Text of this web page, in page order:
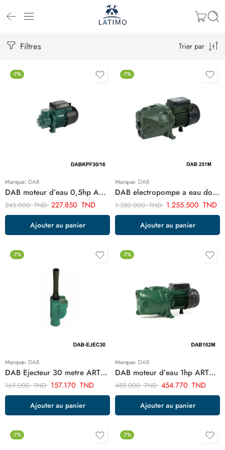
Filtres Trier par
-7%
Marque: DAB
DAB moteur d’eau 0,5hp ARTSA05CV
245.000TND 227.850 TND
Ajouter au panier
-7%
Marque: DAB
DAB electropompe a eau double aspiration 2.5hp ARTDA2.5CV
1.350.000TND 1.255.500 TND
Ajouter au panier
-7%
Marque: DAB
DAB Ejecteur 30 metre ARTEJ30
169.000TND 157.170 TND
Ajouter au panier
-7%
Marque: DAB
DAB moteur d’eau 1hp ARTSA1CV
489.000TND 454.770 TND
Ajouter au panier
-7% -7%